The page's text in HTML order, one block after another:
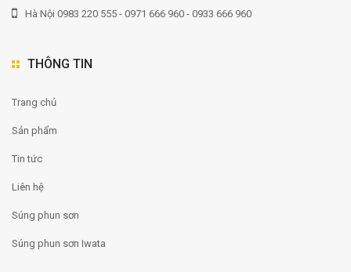
Hà Nội 0983 220 555 - 0971 666 960 - 0933 666 960
THÔNG TIN
Trang chủ
Sản phẩm
Tin tức
Liên hệ
Súng phun sơn
Súng phun sơn Iwata